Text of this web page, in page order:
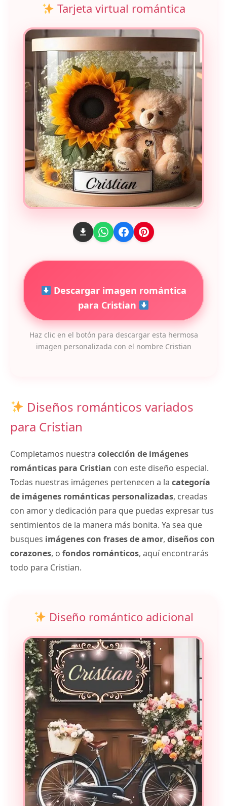
Tarjeta virtual romántica
Descargar imagen romántica
para Cristian
Haz clic en el botón para descargar esta hermosa
imagen personalizada con el nombre Cristian
Diseños románticos variados
para Cristian
Completamos nuestra colección de imágenes
románticas para Cristian con este diseño especial.
Todas nuestras imágenes pertenecen a la categoría
de imágenes románticas personalizadas, creadas
con amor y dedicación para que puedas expresar tus
sentimientos de la manera más bonita. Ya sea que
busques imágenes con frases de amor, diseños con
corazones, o fondos románticos, aquí encontrarás
todo para Cristian.
Diseño romántico adicional